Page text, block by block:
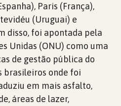
Paris (França),
(Uruguai) e
disso, foi apontada pela
Unidas (ONU) como uma
de gestão pública do
brasileiros onde foi
em mais asfalto,
áreas de lazer,